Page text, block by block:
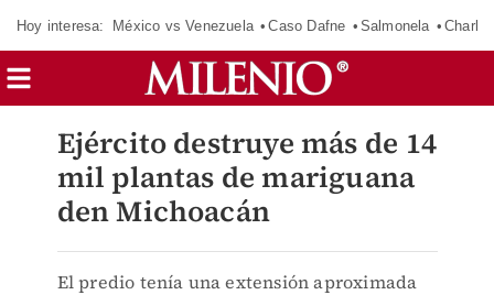
Hoy interesa: México vs Venezuela Caso Dafne Salmonela
Ejército destruye más de 14
mil plantas de mariguana
den Michoacán
El predio tenía una extensión aproximada